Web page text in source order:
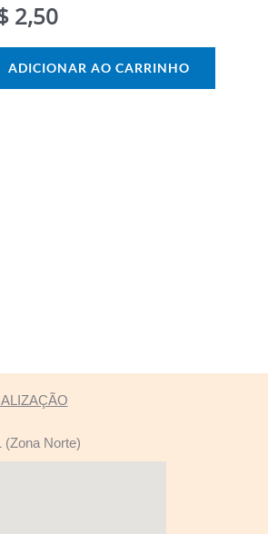
2,50
ADICIONAR AO CARRINHO
(Zona Norte)